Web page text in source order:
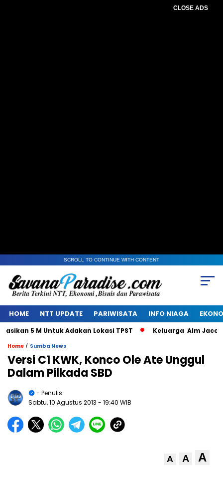
CLOSE ADS
SCROLL TO CONTINUE WITH CONTENT
HOME NTT UPDATE PARIWISATA INFO NIAGA
5 M Untuk Adakan Lokasi TPST Keluarga Alm Jacob
Home / Sumba News
Versi C1 KWK, Konco Ole Ate Unggul
Dalam Pilkada SBD
- Penulis
Sabtu, 10 Agustus 2013 - 19:40 WIB
A A A